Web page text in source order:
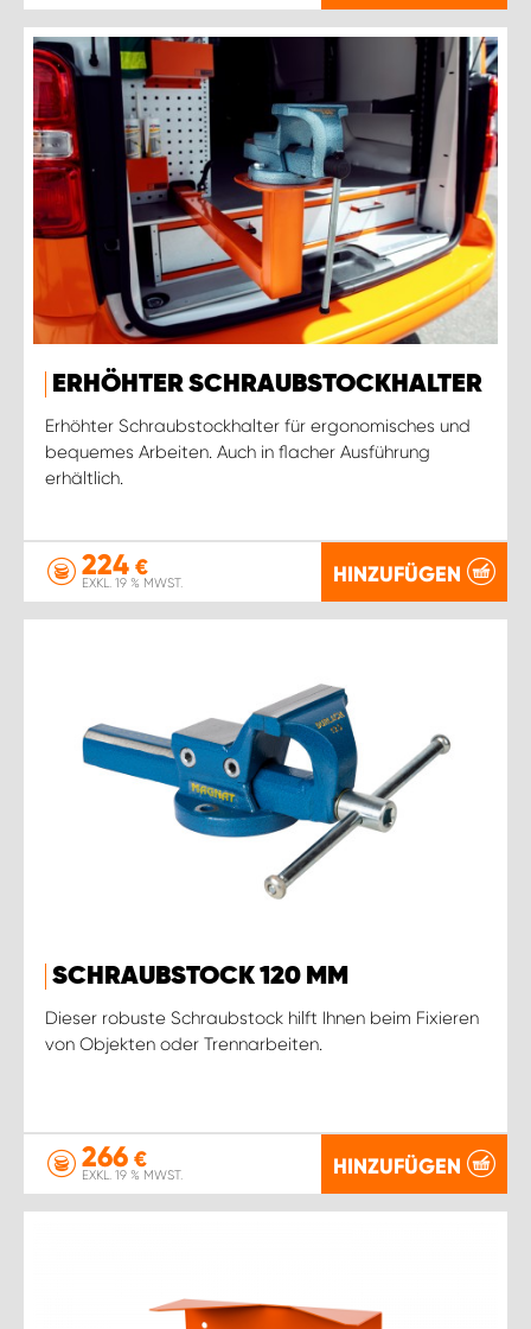
ERHÖHTER SCHRAUBSTOCKHALTER
Erhöhter Schraubstockhalter für ergonomisches und
bequemes Arbeiten. Auch in flacher Ausführung
erhältlich.
224 €
EXKL. 19 % MWST. HINZUFÜGEN
SCHRAUBSTOCK 120 MM
Dieser robuste Schraubstock hilft Ihnen beim Fixieren
von Objekten oder Trennarbeiten.
266 €
EXKL. 19 % MWST. HINZUFÜGEN